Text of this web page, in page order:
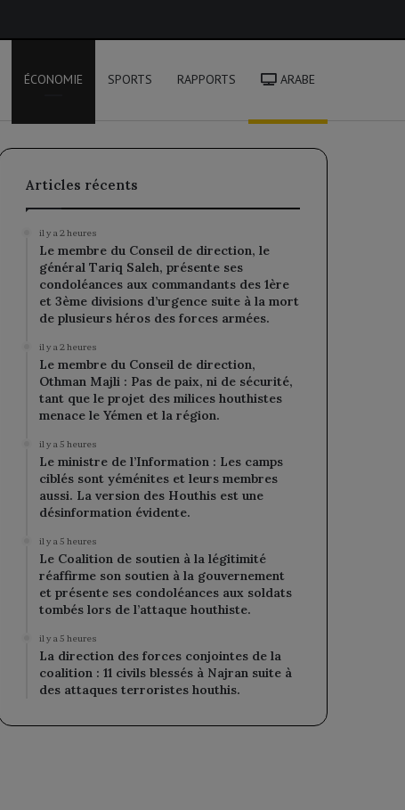
ÉCONOMIE SPORTS RAPPORTS ARABE
Articles récents
il y a 2 heures
Le membre du Conseil de direction, le
général Tariq Saleh, présente ses
condoléances aux commandants des 1ère
et 3ème divisions d’urgence suite à la mort
de plusieurs héros des forces armées.
il y a 2 heures
Le membre du Conseil de direction,
Othman Majli : Pas de paix, ni de sécurité,
tant que le projet des milices houthistes
menace le Yémen et la région.
il y a 5 heures
Le ministre de l’Information : Les camps
ciblés sont yéménites et leurs membres
aussi. La version des Houthis est une
désinformation évidente.
il y a 5 heures
Le Coalition de soutien à la légitimité
réaffirme son soutien à la gouvernement
et présente ses condoléances aux soldats
tombés lors de l’attaque houthiste.
il y a 5 heures
La direction des forces conjointes de la
coalition : 11 civils blessés à Najran suite à
des attaques terroristes houthis.